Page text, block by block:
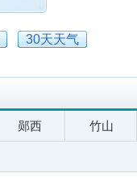
30天天气
郧西 竹山